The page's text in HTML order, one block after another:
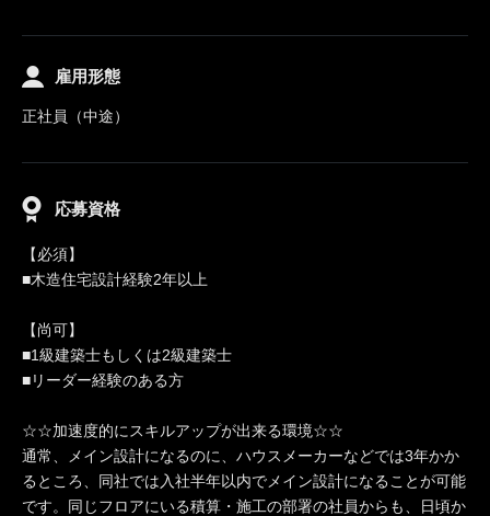
雇用形態
正社員（中途）
応募資格
【必須】
■木造住宅設計経験2年以上
【尚可】
■1級建築士もしくは2級建築士
■リーダー経験のある方
☆☆加速度的にスキルアップが出来る環境☆☆
通常、メイン設計になるのに、ハウスメーカーなどでは3年かか
るところ、同社では入社半年以内でメイン設計になることが可能
です。同じフロアにいる積算・施工の部署の社員からも、日頃か